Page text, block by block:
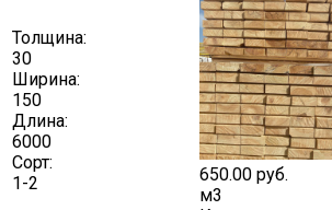
Толщина:
30
Ширина:
150
Длина:
6000
Сорт:
1-2
650.00 руб.
м3